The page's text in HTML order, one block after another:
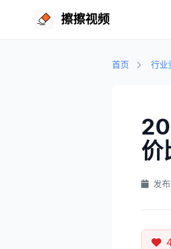
擦擦视频
首页 行业
价
发